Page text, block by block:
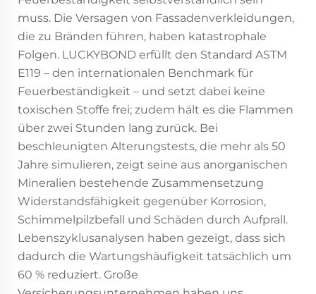
muss. Die Versagen von Fassadenverkleidungen,
die zu Bränden führen, haben katastrophale
Folgen. LUCKYBOND erfüllt den Standard ASTM
E119 – den internationalen Benchmark für
Feuerbeständigkeit – und setzt dabei keine
toxischen Stoffe frei; zudem hält es die Flammen
über zwei Stunden lang zurück. Bei
beschleunigten Alterungstests, die mehr als 50
Jahre simulieren, zeigt seine aus anorganischen
Mineralien bestehende Zusammensetzung
Widerstandsfähigkeit gegenüber Korrosion,
Schimmelpilzbefall und Schäden durch Aufprall.
Lebenszyklusanalysen haben gezeigt, dass sich
dadurch die Wartungshäufigkeit tatsächlich um
60 % reduziert. Große